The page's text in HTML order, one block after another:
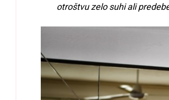
otroštvu zelo suhi ali